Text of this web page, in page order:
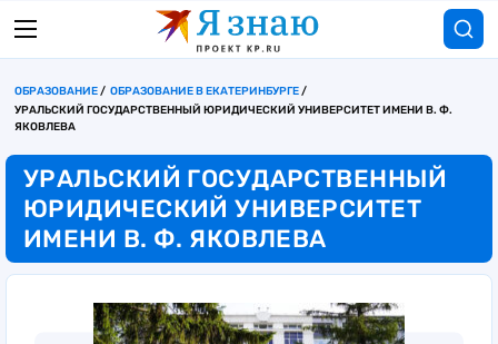
ОБРАЗОВАНИЕ
ОБРАЗОВАНИЕ В ЕКАТЕРИНБУРГЕ
УРАЛЬСКИЙ ГОСУДАРСТВЕННЫЙ ЮРИДИЧЕСКИЙ УНИВЕРСИТЕТ ИМЕНИ В. Ф.
ЯКОВЛЕВА
УРАЛЬСКИЙ ГОСУДАРСТВЕННЫЙ
ЮРИДИЧЕСКИЙ УНИВЕРСИТЕТ
ИМЕНИ В. Ф. ЯКОВЛЕВА